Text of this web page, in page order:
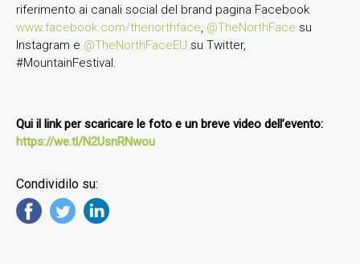
riferimento ai canali social del brand pagina Facebook
www.facebook.com/thenorthface, @TheNorthFace su
Instagram e @TheNorthFaceEU su Twitter,
#MountainFestival.
Qui il link per scaricare le foto e un breve video dell’evento:
https://we.tl/N2UsnRNwou
Condividilo su: